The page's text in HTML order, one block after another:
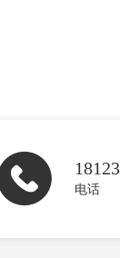
电话